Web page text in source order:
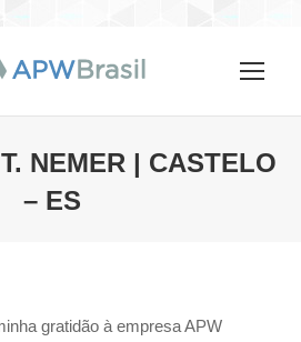
NEMER | CASTELO
– ES
gratidão à empresa APW